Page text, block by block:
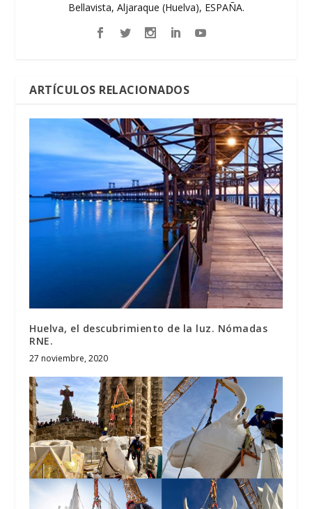
Bellavista, Aljaraque (Huelva), ESPAÑA.
ARTÍCULOS RELACIONADOS
Huelva, el descubrimiento de la luz. Nómadas
RNE.
27 noviembre, 2020